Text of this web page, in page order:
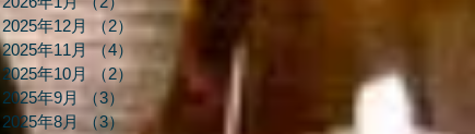
2025年12月
（2）2件の記事
2025年11月 （4）
4件の記事
2025年10月
（2）
2件の記事
2025年9月
（3）
3件の記事
2025年8月 （3）3件の記事